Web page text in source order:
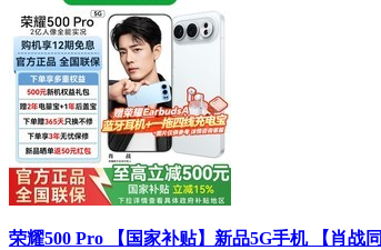
荣耀500 Pro 【国家补贴】新品5G手机 【肖战